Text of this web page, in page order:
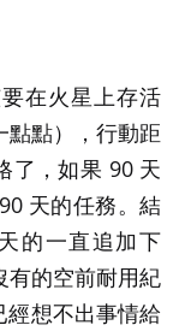
在火星上存活
點點），行動距
了，如果 90 天
天的任務。結
的一直追加下
有的空前耐用紀
想不出事情給